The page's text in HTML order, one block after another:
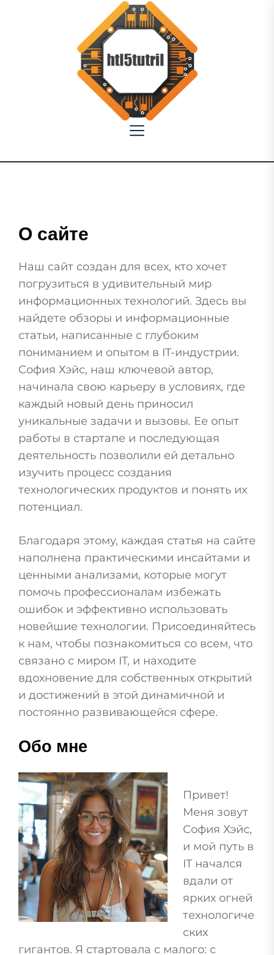
html5tutorial.info
О сайте
Наш сайт создан для всех, кто хочет
погрузиться в удивительный мир
информационных технологий. Здесь вы
найдете обзоры и информационные
статьи, написанные с глубоким
пониманием и опытом в IT-индустрии.
София Хэйс, наш ключевой автор,
начинала свою карьеру в условиях, где
каждый новый день приносил
уникальные задачи и вызовы. Ее опыт
работы в стартапе и последующая
деятельность позволили ей детально
изучить процесс создания
технологических продуктов и понять их
потенциал.
Благодаря этому, каждая статья на сайте
наполнена практическими инсайтами и
ценными анализами, которые могут
помочь профессионалам избежать
ошибок и эффективно использовать
новейшие технологии. Присоединяйтесь
к нам, чтобы познакомиться со всем, что
связано с миром IT, и находите
вдохновение для собственных открытий
и достижений в этой динамичной и
постоянно развивающейся сфере.
Обо мне
Привет!
Меня зовут
София Хэйс,
и мой путь в
IT начался
вдали от
ярких огней
технологиче
ских
гигантов. Я стартовала с малого: с